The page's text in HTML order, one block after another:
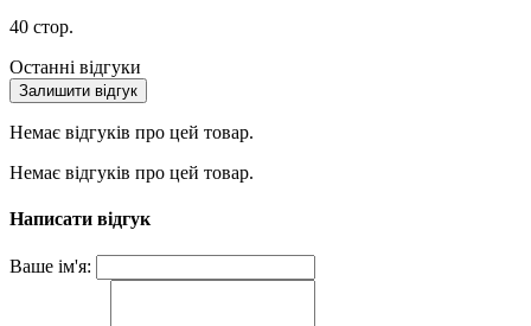
40 cтор.
Останні відгуки
Залишити відгук
Немає відгуків про цей товар.
Немає відгуків про цей товар.
Написати відгук
Ваше ім'я: